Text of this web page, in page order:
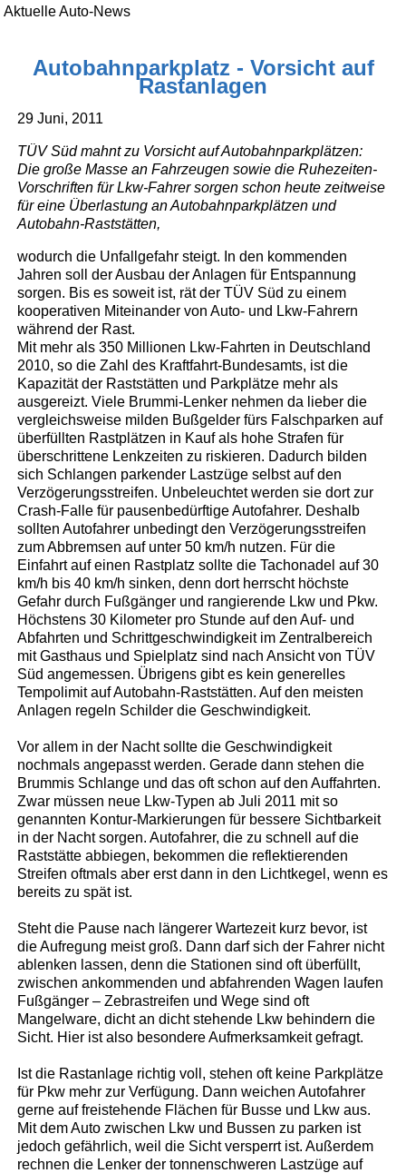
Aktuelle Auto-News
Autobahnparkplatz - Vorsicht auf
Rastanlagen
29 Juni, 2011
TÜV Süd mahnt zu Vorsicht auf Autobahnparkplätzen:
Die große Masse an Fahrzeugen sowie die Ruhezeiten-
Vorschriften für Lkw-Fahrer sorgen schon heute zeitweise
für eine Überlastung an Autobahnparkplätzen und
Autobahn-Raststätten,
wodurch die Unfallgefahr steigt. In den kommenden
Jahren soll der Ausbau der Anlagen für Entspannung
sorgen. Bis es soweit ist, rät der TÜV Süd zu einem
kooperativen Miteinander von Auto- und Lkw-Fahrern
während der Rast.
Mit mehr als 350 Millionen Lkw-Fahrten in Deutschland
2010, so die Zahl des Kraftfahrt-Bundesamts, ist die
Kapazität der Raststätten und Parkplätze mehr als
ausgereizt. Viele Brummi-Lenker nehmen da lieber die
vergleichsweise milden Bußgelder fürs Falschparken auf
überfüllten Rastplätzen in Kauf als hohe Strafen für
überschrittene Lenkzeiten zu riskieren. Dadurch bilden
sich Schlangen parkender Lastzüge selbst auf den
Verzögerungsstreifen. Unbeleuchtet werden sie dort zur
Crash-Falle für pausenbedürftige Autofahrer. Deshalb
sollten Autofahrer unbedingt den Verzögerungsstreifen
zum Abbremsen auf unter 50 km/h nutzen. Für die
Einfahrt auf einen Rastplatz sollte die Tachonadel auf 30
km/h bis 40 km/h sinken, denn dort herrscht höchste
Gefahr durch Fußgänger und rangierende Lkw und Pkw.
Höchstens 30 Kilometer pro Stunde auf den Auf- und
Abfahrten und Schrittgeschwindigkeit im Zentralbereich
mit Gasthaus und Spielplatz sind nach Ansicht von TÜV
Süd angemessen. Übrigens gibt es kein generelles
Tempolimit auf Autobahn-Raststätten. Auf den meisten
Anlagen regeln Schilder die Geschwindigkeit.
Vor allem in der Nacht sollte die Geschwindigkeit
nochmals angepasst werden. Gerade dann stehen die
Brummis Schlange und das oft schon auf den Auffahrten.
Zwar müssen neue Lkw-Typen ab Juli 2011 mit so
genannten Kontur-Markierungen für bessere Sichtbarkeit
in der Nacht sorgen. Autofahrer, die zu schnell auf die
Raststätte abbiegen, bekommen die reflektierenden
Streifen oftmals aber erst dann in den Lichtkegel, wenn es
bereits zu spät ist.
Steht die Pause nach längerer Wartezeit kurz bevor, ist
die Aufregung meist groß. Dann darf sich der Fahrer nicht
ablenken lassen, denn die Stationen sind oft überfüllt,
zwischen ankommenden und abfahrenden Wagen laufen
Fußgänger – Zebrastreifen und Wege sind oft
Mangelware, dicht an dicht stehende Lkw behindern die
Sicht. Hier ist also besondere Aufmerksamkeit gefragt.
Ist die Rastanlage richtig voll, stehen oft keine Parkplätze
für Pkw mehr zur Verfügung. Dann weichen Autofahrer
gerne auf freistehende Flächen für Busse und Lkw aus.
Mit dem Auto zwischen Lkw und Bussen zu parken ist
jedoch gefährlich, weil die Sicht versperrt ist. Außerdem
rechnen die Lenker der tonnenschweren Lastzüge auf